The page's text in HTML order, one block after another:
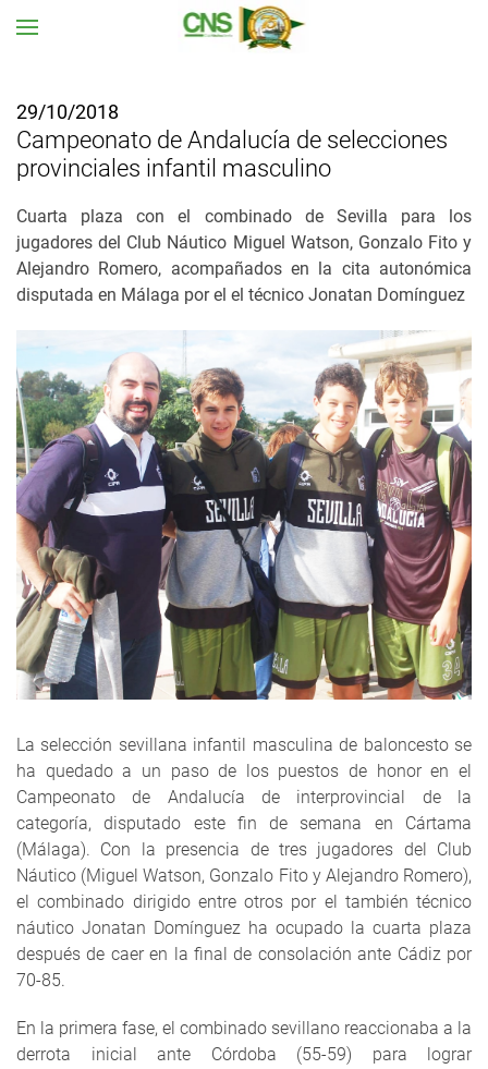
29/10/2018
Campeonato de Andalucía de selecciones
provinciales infantil masculino
Cuarta plaza con el combinado de Sevilla para los
jugadores del Club Náutico Miguel Watson, Gonzalo Fito y
Alejandro Romero, acompañados en la cita autonómica
disputada en Málaga por el el técnico Jonatan Domínguez
La selección sevillana infantil masculina de baloncesto se
ha quedado a un paso de los puestos de honor en el
Campeonato de Andalucía de interprovincial de la
categoría, disputado este fin de semana en Cártama
(Málaga). Con la presencia de tres jugadores del Club
Náutico (Miguel Watson, Gonzalo Fito y Alejandro Romero),
el combinado dirigido entre otros por el también técnico
náutico Jonatan Domínguez ha ocupado la cuarta plaza
después de caer en la final de consolación ante Cádiz por
70-85.
En la primera fase, el combinado sevillano reaccionaba a la
derrota inicial ante Córdoba (55-59) para lograr